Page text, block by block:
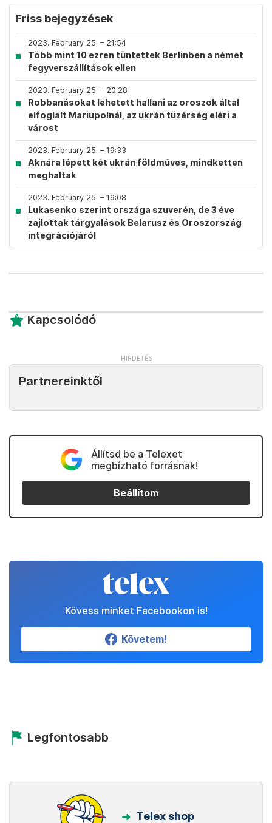
Friss bejegyzések
2023. February 25. – 21:54
Több mint 10 ezren tüntettek Berlinben a német
fegyverszállítások ellen
2023. February 25. – 20:28
Robbanásokat lehetett hallani az oroszok által
elfoglalt Mariupolnál, az ukrán tüzérség eléri a
várost
2023. February 25. – 19:33
Aknára lépett két ukrán földműves, mindketten
meghaltak
2023. February 25. – 19:08
Lukasenko szerint országa szuverén, de 3 éve
zajlottak tárgyalások Belarusz és Oroszország
integrációjáról
Kapcsolódó
Partnereinktől
Állítsd be a Telexet
megbízható forrásnak!
Beállítom
Kövess minket Facebookon is!
Követem!
Legfontosabb
Telex shop